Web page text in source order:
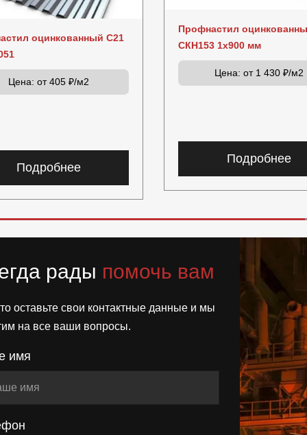
оцинкованный C21
Цена: от 405 ₽/м2
Подробнее
Профнастил
СКН153 1x900 мм
Цена: от 1 430 ₽/м2
Подробнее
рады помочь вам
оставьте свои контактные данные и мы
на все ваши вопросы.
имя